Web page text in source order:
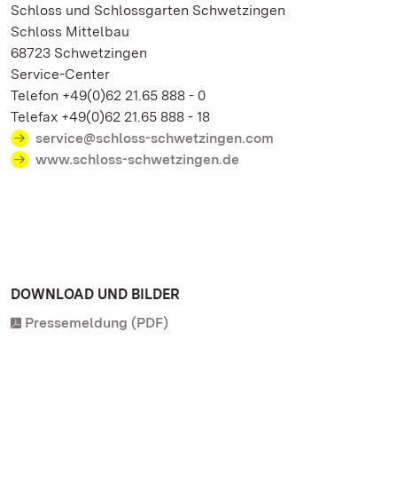
Schloss und Schlossgarten Schwetzingen
Schloss Mittelbau
68723 Schwetzingen
Service-Center
Telefon +49(0)62 21.65 888 - 0
Telefax +49(0)62 21.65 888 - 18
service@schloss-schwetzingen.com
www.schloss-schwetzingen.de
DOWNLOAD UND BILDER
Pressemeldung (PDF)